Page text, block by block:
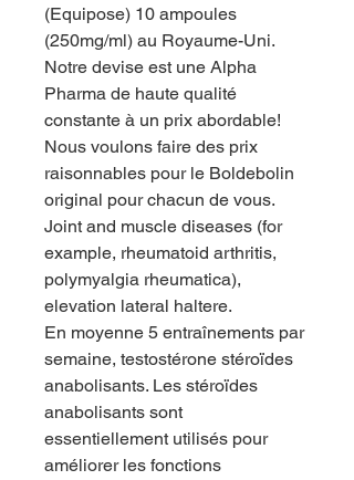
(Equipose) 10 ampoules
(250mg/ml) au Royaume-Uni.
Notre devise est une Alpha
Pharma de haute qualité
constante à un prix abordable!
Nous voulons faire des prix
raisonnables pour le Boldebolin
original pour chacun de vous.
Joint and muscle diseases (for
example, rheumatoid arthritis,
polymyalgia rheumatica),
elevation lateral haltere.
En moyenne 5 entraînements par
semaine, testostérone stéroïdes
anabolisants. Les stéroïdes
anabolisants sont
essentiellement utilisés pour
améliorer les fonctions